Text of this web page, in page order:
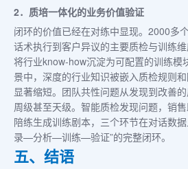
2．质培一体化的业务价值验证
闭环的价值已经在对练中显现。2000多
话术执行到客户异议的主要质检与训练
将行业know-how沉淀为可配置的训练模
景中，深度的行业知识被嵌入质检规则
显著缩短。团队共性问题从发现到改善
周级甚至天级。智能质检发现问题，销
陪练生成训练剧本，三个环节在对话数
录—分析—训练—验证”的完整闭环。
五、结语